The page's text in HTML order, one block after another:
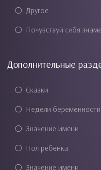
Другое
Почувствуй себя
Дополнительные
Сказки
Недели
Значение имени
Пол ребенка
Значение имени